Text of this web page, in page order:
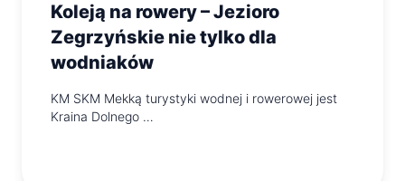
Koleją na rowery – Jezioro
Zegrzyńskie nie tylko dla
wodniaków
KM SKM Mekką turystyki wodnej i rowerowej jest
Kraina Dolnego …